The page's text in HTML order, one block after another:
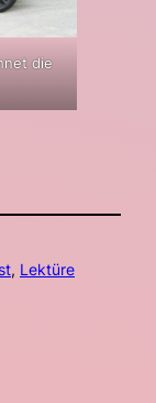
die
, Lektüre